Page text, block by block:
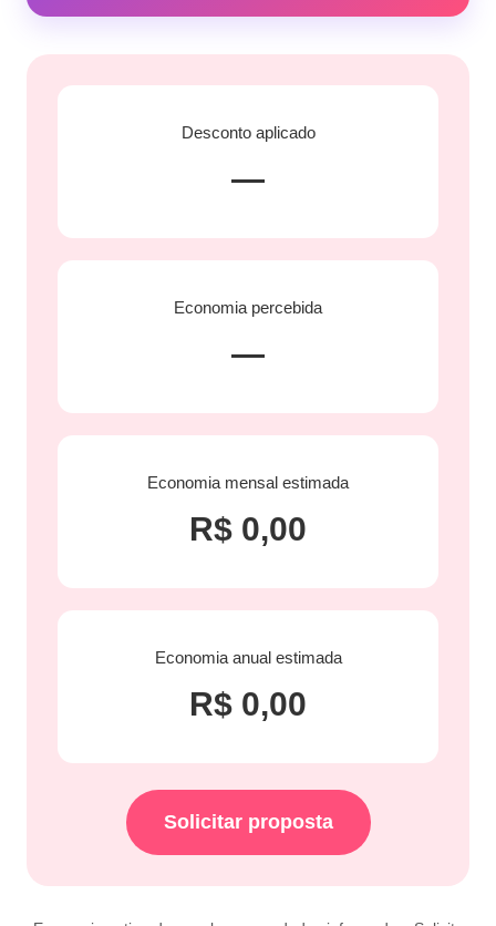
Desconto aplicado
—
Economia percebida
—
Economia mensal estimada
R$ 0,00
Economia anual estimada
R$ 0,00
Solicitar proposta